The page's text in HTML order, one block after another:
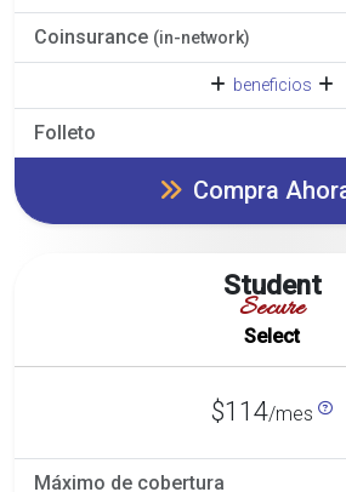
Coinsurance (in-network)
beneficios
Folleto
Compra
Student
Secure
Select
$114/mes
Máximo de cobertura